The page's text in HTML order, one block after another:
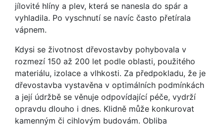
jílovité hlíny a plev, která se nanesla do spár a
vyhladila. Po vyschnutí se navíc často přetírala
vápnem.
Kdysi se životnost dřevostavby pohybovala v
rozmezí 150 až 200 let podle oblasti, použitého
materiálu, izolace a vlhkosti. Za předpokladu, že je
dřevostavba vystavěna v optimálních podmínkách
a její údržbě se věnuje odpovídající péče, vydrží
opravdu dlouho i dnes. Klidně může konkurovat
kamenným či cihlovým budovám. Obliba